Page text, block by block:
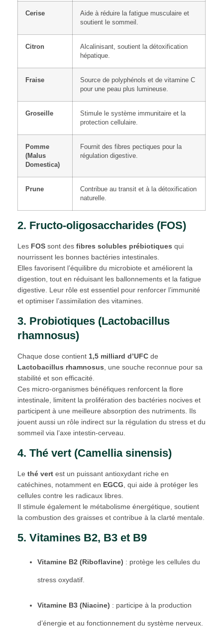
Cerise
Aide à réduire la fatigue musculaire et
soutient le sommeil.
Citron
Alcalinisant, soutient la détoxification
hépatique.
Fraise
Source de polyphénols et de vitamine C
pour une peau plus lumineuse.
Groseille
Stimule le système immunitaire et la
protection cellulaire.
Pomme
(Malus
Domestica)
Fournit des fibres pectiques pour la
régulation digestive.
Prune
Contribue au transit et à la détoxification
naturelle.
2. Fructo-oligosaccharides (FOS)
Les FOS sont des fibres solubles prébiotiques qui
nourrissent les bonnes bactéries intestinales.
Elles favorisent l’équilibre du microbiote et améliorent la
digestion, tout en réduisant les ballonnements et la fatigue
digestive. Leur rôle est essentiel pour renforcer l’immunité
et optimiser l’assimilation des vitamines.
3. Probiotiques (Lactobacillus
rhamnosus)
Chaque dose contient 1,5 milliard d’UFC de
Lactobacillus rhamnosus , une souche reconnue pour sa
stabilité et son efficacité.
Ces micro-organismes bénéfiques renforcent la flore
intestinale, limitent la prolifération des bactéries nocives et
participent à une meilleure absorption des nutriments. Ils
jouent aussi un rôle indirect sur la régulation du stress et du
sommeil via l’axe intestin-cerveau.
4. Thé vert (Camellia sinensis)
Le thé vert est un puissant antioxydant riche en
catéchines, notamment en EGCG , qui aide à protéger les
cellules contre les radicaux libres.
Il stimule également le métabolisme énergétique, soutient
la combustion des graisses et contribue à la clarté mentale.
5. Vitamines B2, B3 et B9
Vitamine B2 (Riboflavine) : protège les cellules du
stress oxydatif.
Vitamine B3 (Niacine) : participe à la production
d’énergie et au fonctionnement du système nerveux.